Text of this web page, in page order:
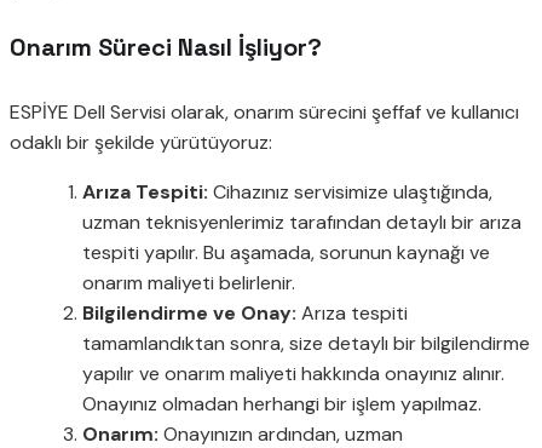
Onarım Süreci Nasıl İşliyor?
ESPİYE Dell Servisi olarak, onarım sürecini şeffaf ve kullanıcı
odaklı bir şekilde yürütüyoruz:
Arıza Tespiti: Cihazınız servisimize ulaştığında,
uzman teknisyenlerimiz tarafından detaylı bir arıza
tespiti yapılır. Bu aşamada, sorunun kaynağı ve
onarım maliyeti belirlenir.
Bilgilendirme ve Onay: Arıza tespiti
tamamlandıktan sonra, size detaylı bir bilgilendirme
yapılır ve onarım maliyeti hakkında onayınız alınır.
Onayınız olmadan herhangi bir işlem yapılmaz.
Onarım: Onayınızın ardından, uzman